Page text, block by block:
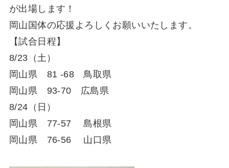
が出場します！
岡山国体の応援よろしくお願いいたします。
【試合日程】
8/23（土）
岡山県 81 -68 鳥取県
岡山県 93-70 広島県
8/24（日）
岡山県 77-57 島根県
岡山県 76-56 山口県